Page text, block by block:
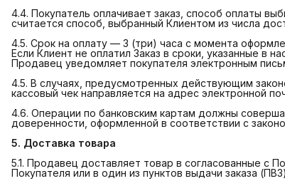
4.4. Покупатель оплачивает заказ, способ оплаты
считается способ, выбранный Клиентом из числа
4.5. Срок на оплату — 3 (три) часа с момента
Если Клиент не оплатил Заказ в сроки, указанные в
Продавец уведомляет покупателя электронным
4.5. В случаях, предусмотренных действующим
кассовый чек направляется на адрес электронной
4.6. Операции по банковским картам должны
доверенности, оформленной в соответствии с
5. Доставка товара
5.1. Продавец доставляет товар в согласованные с
Покупателя или в один из пунктов выдачи заказа